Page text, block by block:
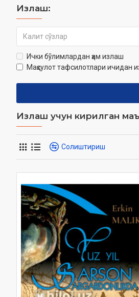
Излаш:
Ички бўлимлардан ҳам излаш
Маҳсулот тафсилотлари ичидан
Излаш учун кирилган
Солиштириш